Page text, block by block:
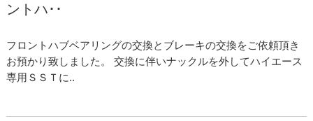
ントハ･･
フロントハブベアリングの交換とブレーキの交換をご依頼頂き
お預かり致しました。 交換に伴いナックルを外してハイエース
専用ＳＳＴに..